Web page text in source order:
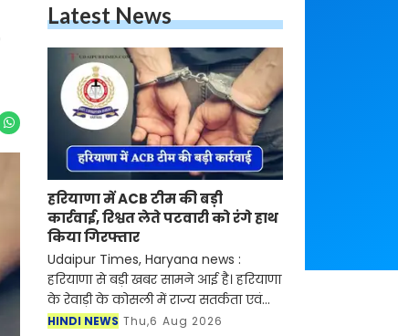
Latest News
हरियाणा में ACB टीम की बड़ी
कार्रवाई, रिश्वत लेते पटवारी को रंगे हाथ
किया गिरफ्तार
Udaipur Times, Haryana news :
हरियाणा से बड़ी खबर सामने आई है। हरियाणा
के रेवाड़ी के कोसली में राज्य सतर्कता एवं
भ्रष्टाचार निरोधक ब्यूरो (SV&ACB) ने बड़ी
HINDI NEWS Thu,6 Aug 2026